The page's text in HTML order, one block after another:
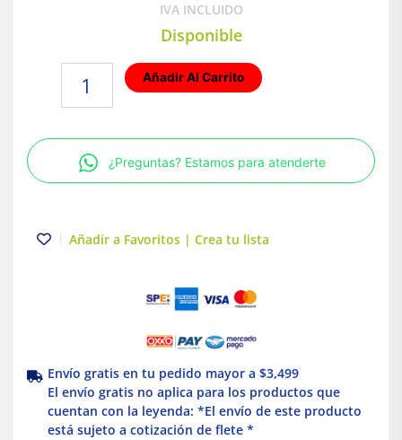
IVA INCLUIDO
Disponible
exterior
Luz
cálida
7.5W
Tecnolite
Añadir Al Carrito
¿Preguntas? Estamos para atenderte
Añadir a Favoritos | Crea tu lista
Envío gratis en tu pedido mayor a $3,499
El envío gratis no aplica para los productos que
cuentan con la leyenda: *El envío de este producto
está sujeto a cotización de flete *